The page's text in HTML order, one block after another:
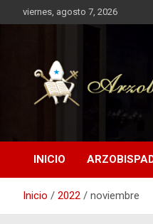
al
viernes, agosto 7, 2026
INICIO
Inicio 2022 noviembre